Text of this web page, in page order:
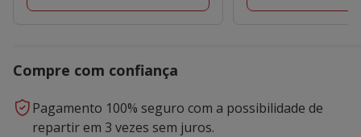
Compre com confiança
Pagamento 100% seguro com a possibilidade de
repartir em 3 vezes sem juros.